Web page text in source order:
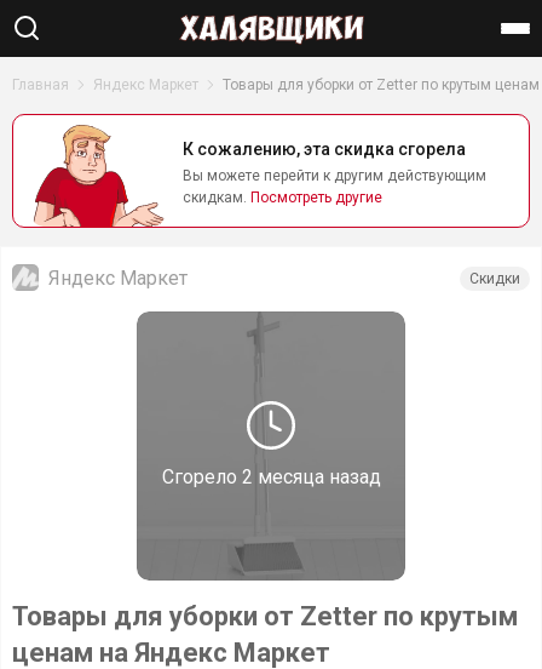
Найти
Главная Яндекс Маркет Товары для уборки от Zetter по крутым ценам
К сожалению, эта скидка сгорела
Вы можете перейти к другим действующим
скидкам. Посмотреть другие
Сгорело 2 месяца назад
Яндекс Маркет Скидки
Товары для уборки от Zetter по крутым
ценам на Яндекс Маркет